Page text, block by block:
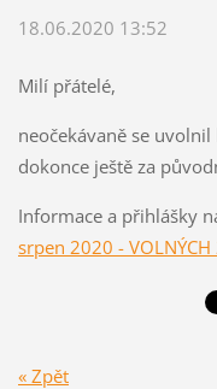
18.06.2020 13:52
Milí přátelé,
neočekávaně se
dokonce ještě za
Informace a přihlášky
srpen 2020 - VOLNÝCH
« Zpět